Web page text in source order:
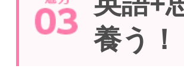
養う！